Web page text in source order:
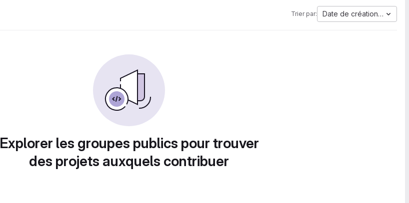
Trier par: Date de création la plus
Explorer les groupes publics pour trouver
des projets auxquels contribuer